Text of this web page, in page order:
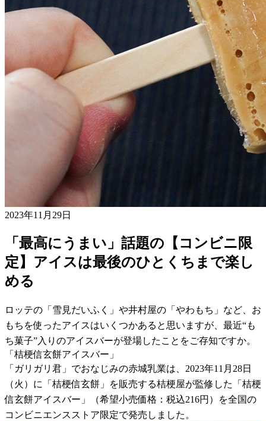
2023年11月29日
「最高にうまい」話題の【コンビニ限
定】アイスは最後のひとくちまで楽し
める
ロッテの「雪見だいふく」や井村屋の「やわもち」など、お
もちを使ったアイスはいくつかあると思いますが、最近“も
ち菓子”入りのアイスバーが登場したことをご存知ですか。
「桔梗信玄餅アイスバー」
「ガリガリ君」でおなじみの赤城乳業は、2023年11月28日
（火）に「桔梗信玄餅」を販売する桔梗屋が監修した「桔梗
信玄餅アイスバー」（希望小売価格：税込216円）を全国の
コンビニエンスストア限定で発売しました。